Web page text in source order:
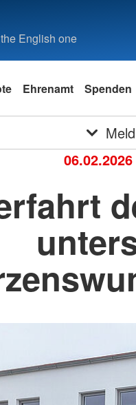
English one
Ehrenamt Spenden
06.02.2026